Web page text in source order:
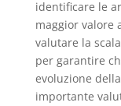
identificare le
maggior valore
valutare la
per garantire
evoluzione
importante